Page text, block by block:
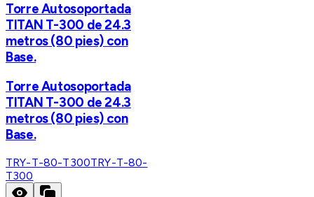
Torre Autosoportada
TITAN T-300 de 24.3
metros (80 pies) con
Base.
Torre Autosoportada
TITAN T-300 de 24.3
metros (80 pies) con
Base.
TRY-T-80-T300TRY-T-80-
T300